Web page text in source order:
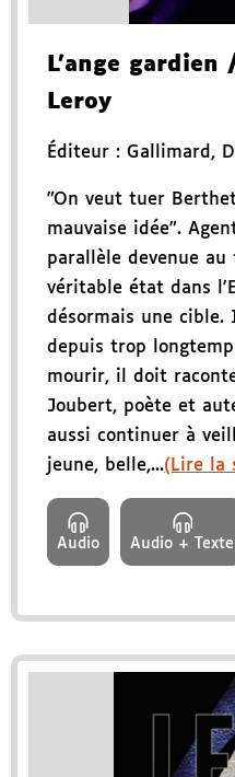
L'ange gardien
Leroy
Éditeur : Gallimard ,
"On veut tuer
mauvaise idée".
parallèle devenue
véritable état dans
désormais une
depuis trop
mourir, il doit
Joubert, poète et
aussi continuer à
jeune, belle,...(Lire la
Audio Audio + Texte